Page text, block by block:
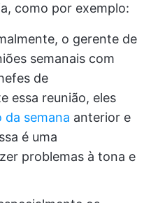
como por exemplo:
o gerente de
semanais com
de
essa reunião, eles
da semana anterior e
é uma
problemas à tona e